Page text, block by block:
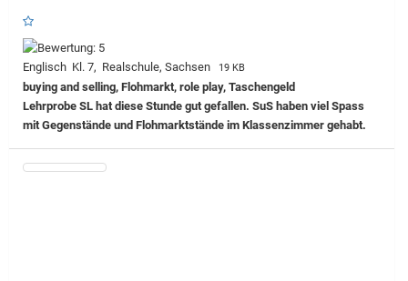
Englisch Kl. 7, Realschule, Sachsen 19 KB
buying and selling, Flohmarkt, role play, Taschengeld
Lehrprobe SL hat diese Stunde gut gefallen. SuS haben viel Spass
mit Gegenstände und Flohmarktstände im Klassenzimmer gehabt.